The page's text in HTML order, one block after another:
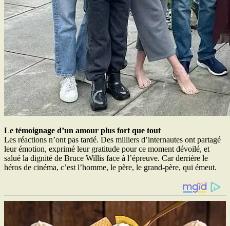
Le témoignage d’un amour plus fort que tout
Les réactions n’ont pas tardé. Des milliers d’internautes ont partagé
leur émotion, exprimé leur gratitude pour ce moment dévoilé, et
salué la dignité de Bruce Willis face à l’épreuve. Car derrière le
héros de cinéma, c’est l’homme, le père, le grand-père, qui émeut.